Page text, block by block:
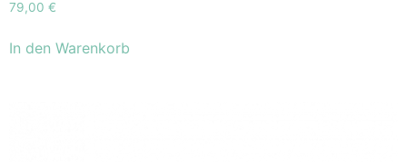
79,00 €
In den Warenkorb